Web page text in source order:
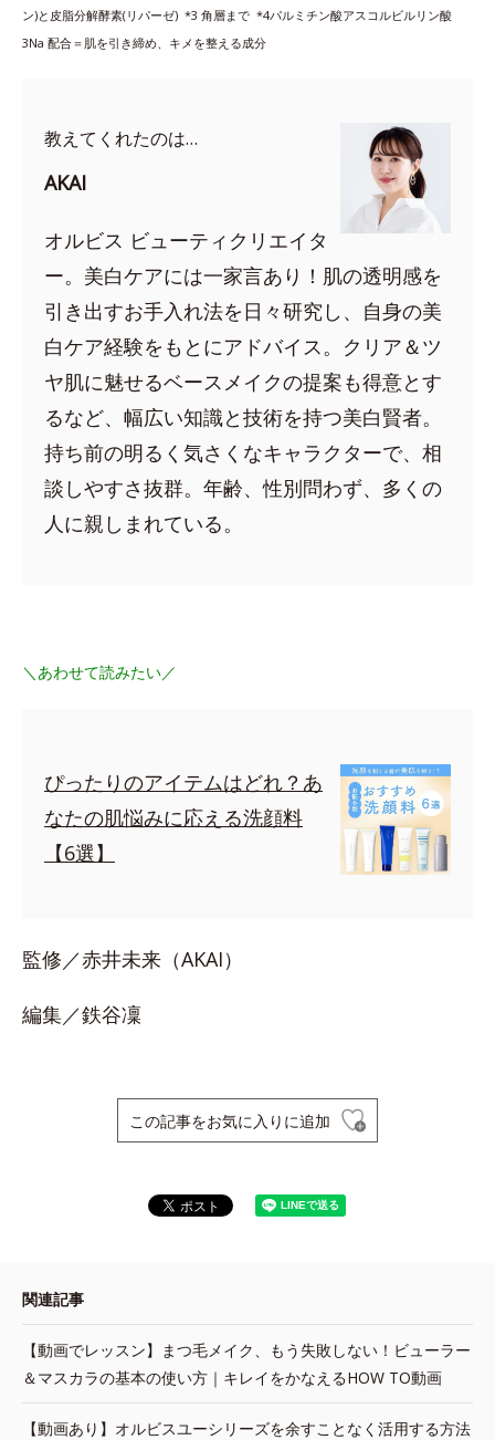
ン)と皮脂分解酵素(リパーゼ) *3 角層まで *4パルミチン酸アスコルビルリン酸
3Na 配合＝肌を引き締め、キメを整える成分
教えてくれたのは…
AKAI
オルビス ビューティクリエイタ
ー。美白ケアには一家言あり！肌の透明感を
引き出すお手入れ法を日々研究し、自身の美
白ケア経験をもとにアドバイス。クリア＆ツ
ヤ肌に魅せるベースメイクの提案も得意とす
るなど、幅広い知識と技術を持つ美白賢者。
持ち前の明るく気さくなキャラクターで、相
談しやすさ抜群。年齢、性別問わず、多くの
人に親しまれている。
＼あわせて読みたい／
ぴったりのアイテムはどれ？あ
なたの肌悩みに応える洗顔料
【6選】
監修／赤井未来（AKAI）
編集／鉄谷凜
この記事をお気に入りに追加
関連記事
【動画でレッスン】まつ毛メイク、もう失敗しない！ビューラー
＆マスカラの基本の使い方｜キレイをかなえるHOW TO動画
【動画あり】オルビスユーシリーズを余すことなく活用する方法